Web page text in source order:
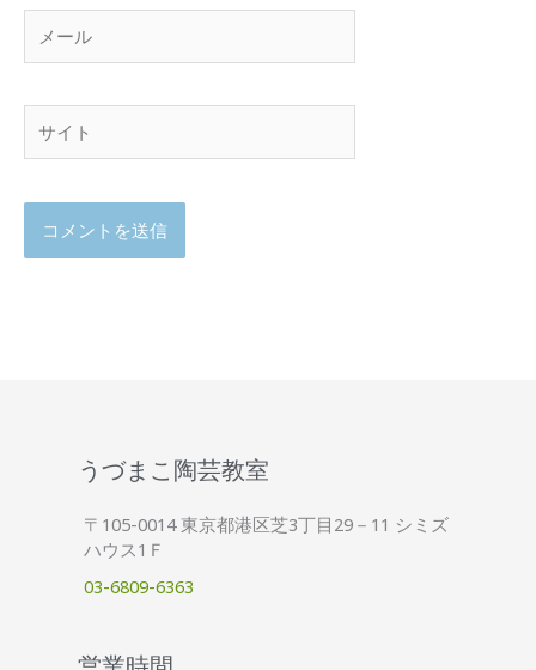
ー
ル
ト
うづまこ陶芸教室
〒105-0014 東京都港区芝3丁目29－11 シミズ
ハウス1Ｆ
03-6809-6363